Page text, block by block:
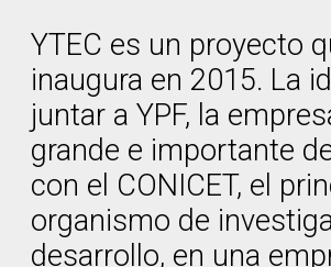
YTEC es un proyecto
inaugura en 2015. La
juntar a YPF, la
grande e importante
con el CONICET, el
organismo de
desarrollo, en una